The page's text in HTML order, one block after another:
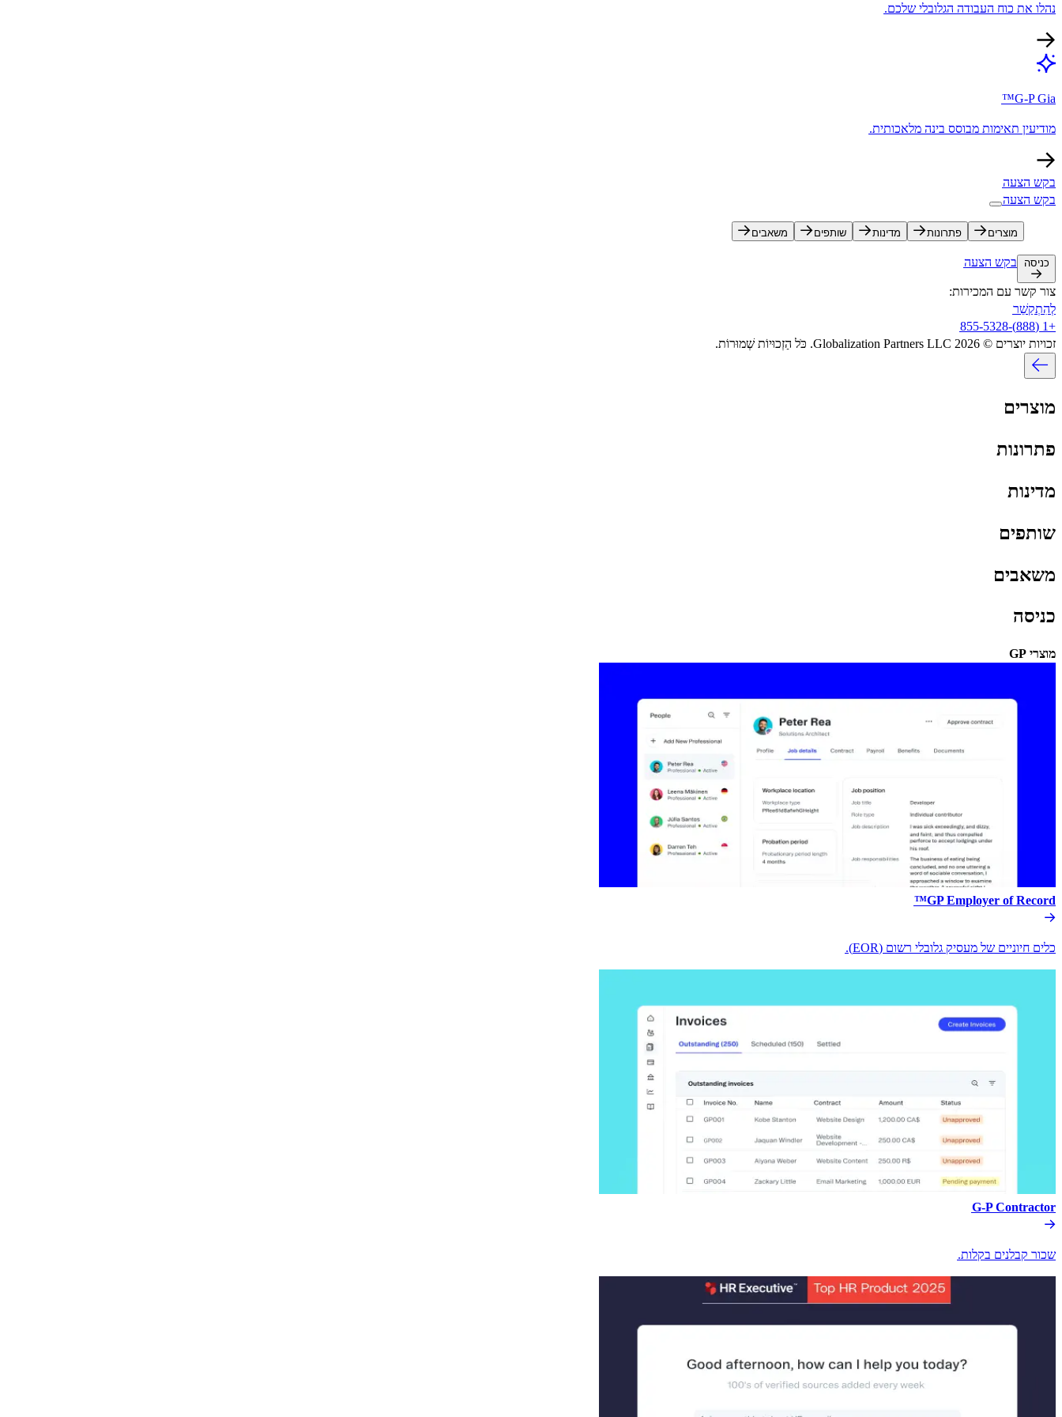
נהלו את כוח העבודה הגלובלי שלכם.​​
G-P Gia™​​
מודיעין תאימות מבוסס בינה מלאכותית.​​
בקש הצעה​​
בקש הצעה​​
מוצרים​​ פתרונות​​ מדינות​​ שותפים​​ משאבים​​
כניסה​​ בקש הצעה​​
צור קשר עם המכירות:​​
לְהִתְקַשֵׁר​​
+1 (888)-855-5328​​
זכויות יוצרים © 2026 Globalization Partners LLC. כֹּל הַזְכוּיוֹת שְׁמוּרוֹת.​​
מוצרים​​
פתרונות​​
מדינות​​
שותפים​​
משאבים​​
כניסה​​
מוצרי GP​​
GP Employer of Record™​​
כלים חיוניים של מעסיק גלובלי רשום (EOR).​​
G-P Contractor​​
שכור קבלנים בקלות.​​